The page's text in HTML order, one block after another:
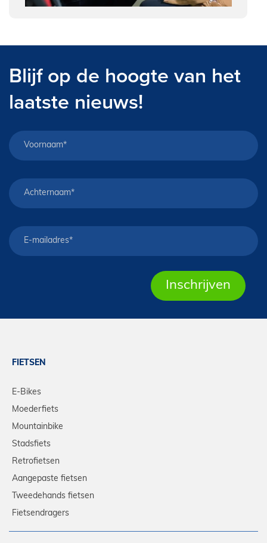
Blijf op de hoogte van het
laatste nieuws!
FIETSEN
E-Bikes
Moederfiets
Mountainbike
Stadsfiets
Retrofietsen
Aangepaste fietsen
Tweedehands fietsen
Fietsendragers